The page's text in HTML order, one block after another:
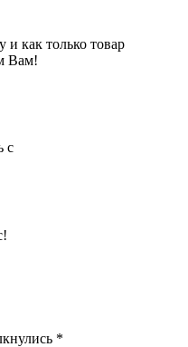
и как только товар
Вам!
с
*